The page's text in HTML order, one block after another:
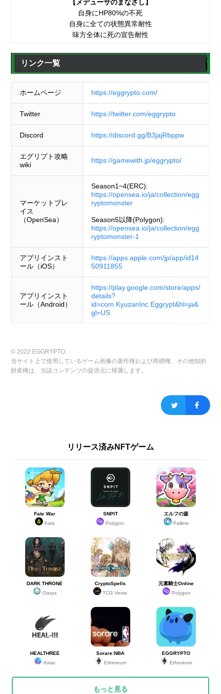
【メデューサのまなざし】
自身にHP80%の不死
自身に全ての状態異常耐性
味方全体に死の宣告耐性
リンク一覧
ホームページ https://eggrypto.com/
Twitter https://twitter.com/eggrypto
Discord https://discord.gg/B3jajRbppw
エグリプト攻略
wiki
https://gamewith.jp/eggrypto/
マーケットプレ
イス
（OpenSea）
Season1~4(ERC):
https://opensea.io/ja/collection/egg
ryptomonster
Season5以降(Polygon):
https://opensea.io/ja/collection/egg
ryptomonster-1
アプリインスト
ール（iOS）
https://apps.apple.com/jp/app/id14
50911855
アプリインスト
ール（Android）
https://play.google.com/store/apps/
details?
id=com.KyuzanInc.Eggrypt&hl=ja&
gl=US
© 2022 EGGRYPTO
当サイト上で使用しているゲーム画像の著作権および商標権、その他知的
財産権は、当該コンテンツの提供元に帰属します。
リリース済みNFTゲーム
Fate War
Kaia
SNPIT
Polygon
エルフの森
Pallete
DARK THRONE
Oasys
CryptoSpells
TCG Verse
元素騎士Online
Polygon
HEALTHREE
Astar
Sorare:NBA
Ethereum
EGGRYPTO
Ethereum
もっと見る